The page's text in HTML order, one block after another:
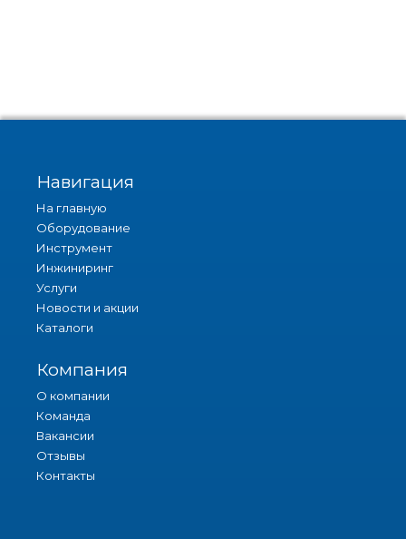
Навигация
На главную
Оборудование
Инструмент
Инжиниринг
Услуги
Новости и акции
Каталоги
Компания
О компании
Команда
Вакансии
Отзывы
Контакты